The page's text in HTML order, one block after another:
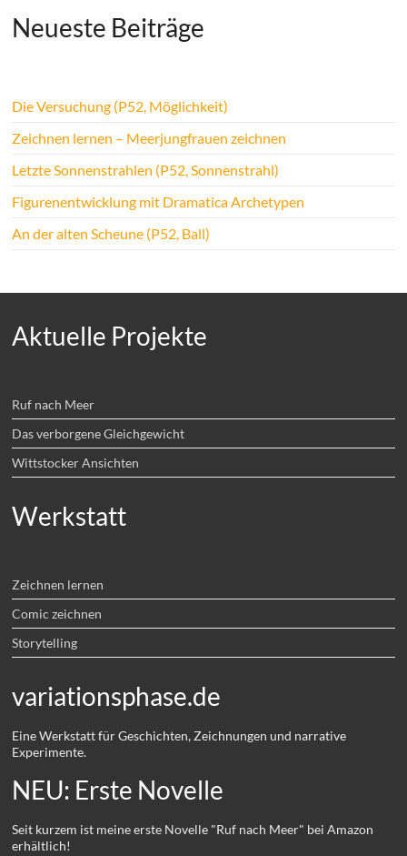
Neueste Beiträge
Die Versuchung (P52, Möglichkeit)
Zeichnen lernen – Meerjungfrauen zeichnen
Letzte Sonnenstrahlen (P52, Sonnenstrahl)
Figurenentwicklung mit Dramatica Archetypen
An der alten Scheune (P52, Ball)
Aktuelle Projekte
Ruf nach Meer
Das verborgene Gleichgewicht
Wittstocker Ansichten
Werkstatt
Zeichnen lernen
Comic zeichnen
Storytelling
variationsphase.de
Eine Werkstatt für Geschichten, Zeichnungen und narrative
Experimente.
NEU: Erste Novelle
Seit kurzem ist meine erste Novelle "Ruf nach Meer" bei Amazon
erhältlich!